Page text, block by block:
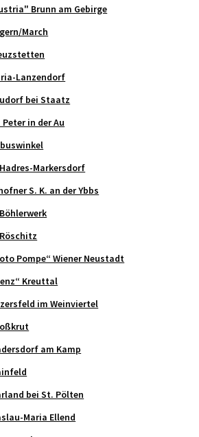
Brunn am Gebirge
March
Lanzendorf
bei Staatz
Peter in der Au
Hadres-Markersdorf
S. K. an der Ybbs
Pompe“ Wiener Neustadt
Kreuttal
im Weinviertel
am Kamp
bei St. Pölten
Maria Ellend